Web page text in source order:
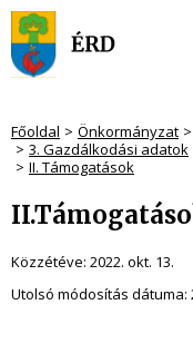
Főoldal Önkormányzat
3. Gazdálkodási adatok
II. Támogatások
Közzétéve: 2022. okt. 13.
Utolsó módosítás dátuma: